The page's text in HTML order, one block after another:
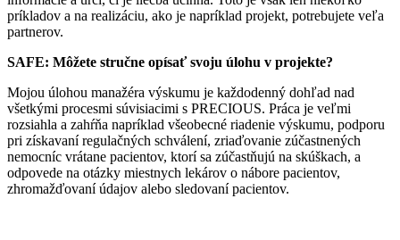
príkladov a na realizáciu, ako je napríklad projekt, potrebujete veľa
partnerov.
SAFE: Môžete stručne opísať svoju úlohu v projekte?
Mojou úlohou manažéra výskumu je každodenný dohľad nad
všetkými procesmi súvisiacimi s PRECIOUS. Práca je veľmi
rozsiahla a zahŕňa napríklad všeobecné riadenie výskumu, podporu
pri získavaní regulačných schválení, zriaďovanie zúčastnených
nemocníc vrátane pacientov, ktorí sa zúčastňujú na skúškach, a
odpovede na otázky miestnych lekárov o nábore pacientov,
zhromažďovaní údajov alebo sledovaní pacientov.